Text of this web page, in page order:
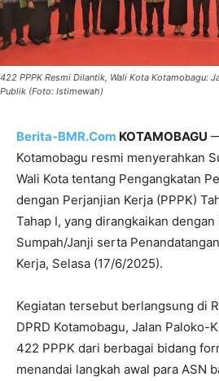
422 PPPK Resmi Dilantik, Wali Kota Kotamobagu:
Publik (Foto: Istimewah)
Berita-BMR.Com KOTAMOBAGU
Kotamobagu resmi menyerahkan
Wali Kota tentang Pengangkatan
dengan Perjanjian Kerja (PPPK)
Tahap I, yang dirangkaikan
Sumpah/Janji serta
Kerja, Selasa (17/6/2025).
Kegiatan tersebut berlangsung di
DPRD Kotamobagu, Jalan Paloko-
422 PPPK dari berbagai bidang
menandai langkah awal para ASN